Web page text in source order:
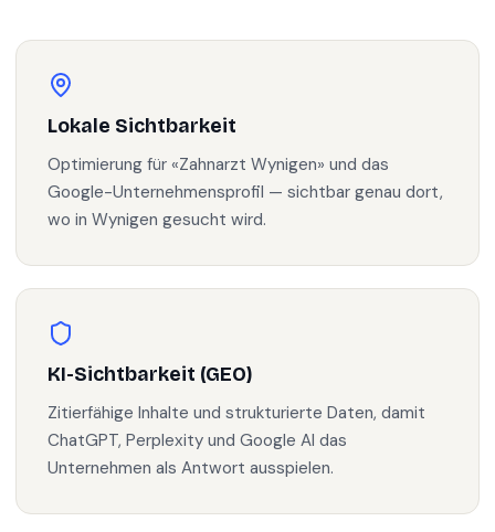
Lokale Sichtbarkeit
Optimierung für «Zahnarzt Wynigen» und das
Google-Unternehmensprofil — sichtbar genau dort,
wo in Wynigen gesucht wird.
KI-Sichtbarkeit (GEO)
Zitierfähige Inhalte und strukturierte Daten, damit
ChatGPT, Perplexity und Google AI das
Unternehmen als Antwort ausspielen.